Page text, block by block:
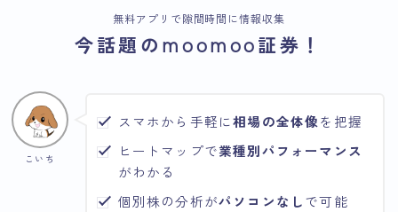
無料アプリで隙間時間に情報収集
今話題のmoomoo証券！
こいち
スマホから手軽に相場の全体像を把握
ヒートマップで業種別パフォーマンス
がわかる
個別株の分析がパソコンなしで可能